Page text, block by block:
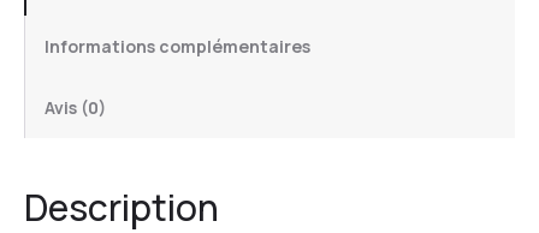
Informations complémentaires
Avis (0)
Description